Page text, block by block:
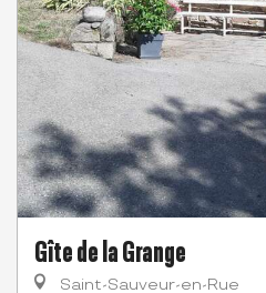
Gîte de la Grange
Saint-Sauveur-en-Rue